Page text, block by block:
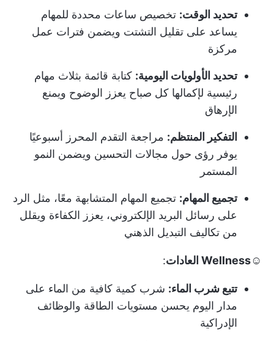
تحديد الوقت: تخصيص ساعات محددة للمهام
يساعد على تقليل التشتت ويضمن فترات عمل
مركزة
تحديد الأولويات اليومية: كتابة قائمة بثلاث مهام
رئيسية لإكمالها كل صباح يعزز الوضوح ويمنع
الإرهاق
التفكير المنتظم: مراجعة التقدم المحرز أسبوعيًا
يوفر رؤى حول مجالات التحسين ويضمن النمو
المستمر
تجميع المهام: تجميع المهام المتشابهة معًا، مثل الرد
على رسائل البريد الإلكتروني، يعزز الكفاءة ويقلل
من تكاليف التبديل الذهني
☺️Wellness العادات :
تتبع شرب الماء: شرب كمية كافية من الماء على
مدار اليوم يحسن مستويات الطاقة والوظائف
الإدراكية